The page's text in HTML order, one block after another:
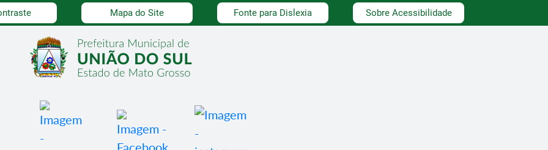
Mapa do Site Fonte para Dislexia Sobre Acessibilidade